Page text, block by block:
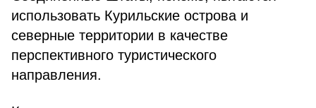
использовать Курильские острова и
северные территории в качестве
перспективного туристического
направления.